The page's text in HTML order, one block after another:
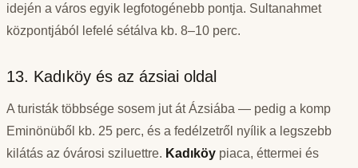
idején a város egyik legfotogénebb pontja. Sultanahmet
központjából lefelé sétálva kb. 8–10 perc.
13. Kadıköy és az ázsiai oldal
A turisták többsége sosem jut át Ázsiába — pedig a komp
Eminönüből kb. 25 perc, és a fedélzetről nyílik a legszebb
kilátás az óvárosi sziluettre. Kadıköy piaca, éttermei és